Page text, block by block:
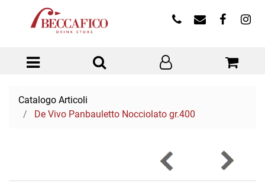
Open menu
Catalogo Articoli
De Vivo Panbauletto Nocciolato gr.400